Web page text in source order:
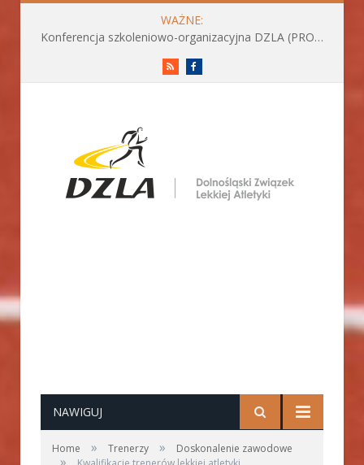
WAŻNE:
Konferencja szkoleniowo-organizacyjna DZLA (PROGRAM już do pobrania)
RSS
NAWIGUJ
Home » Trenerzy » Doskonalenie zawodowe